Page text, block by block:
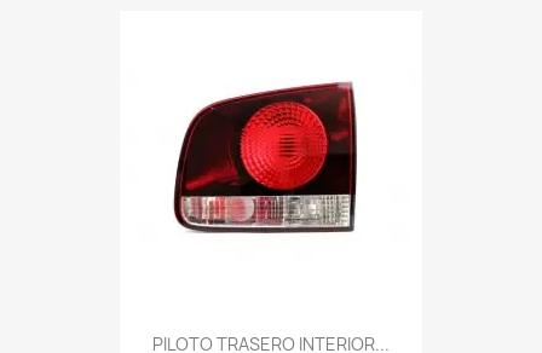
PILOTO TRASERO INTERIOR...